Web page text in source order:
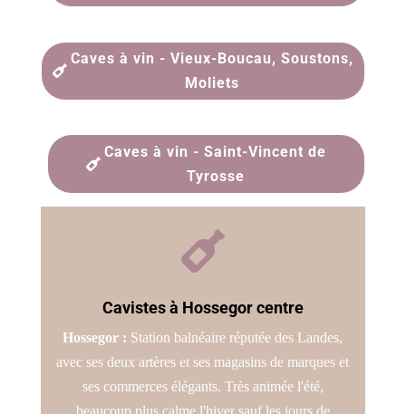
Caves à vin - Vieux-Boucau, Soustons,
Moliets
Caves à vin - Saint-Vincent de
Tyrosse

Cavistes à Hossegor centre
Hossegor : Station balnéaire réputée des Landes,
avec ses deux artères et ses magasins de marques et
ses commerces élégants. Très animée l'été,